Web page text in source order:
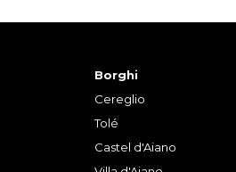
Borghi
Cereglio
Tolé
Castel d'Aiano